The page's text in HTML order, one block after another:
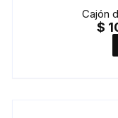
Cajón
$